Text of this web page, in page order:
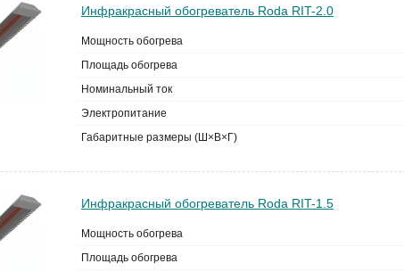
Инфракрасный обогреватель Roda RIT-2.0
Мощность обогрева
Площадь обогрева
Номинальный ток
Электропитание
Габаритные размеры (Ш×В×Г)
Инфракрасный обогреватель Roda RIT-1.5
Мощность обогрева
Площадь обогрева